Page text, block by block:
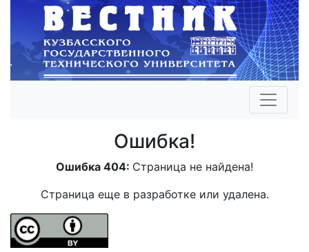
Ошибка!
Ошибка 404: Страница не найдена!
Страница еще в разработке или удалена.